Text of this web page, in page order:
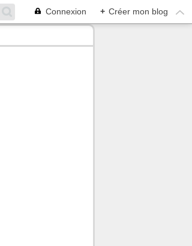
Connexion + Créer mon blog